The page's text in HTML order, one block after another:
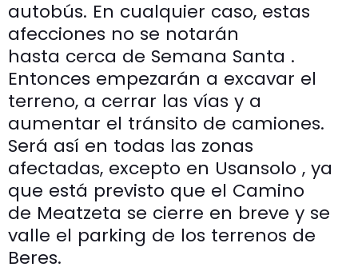
autobús. En cualquier caso, estas
afecciones no se notarán
hasta cerca de Semana Santa .
Entonces empezarán a excavar el
terreno, a cerrar las vías y a
aumentar el tránsito de camiones.
Será así en todas las zonas
afectadas, excepto en Usansolo , ya
que está previsto que el Camino
de Meatzeta se cierre en breve y se
valle el parking de los terrenos de
Beres.